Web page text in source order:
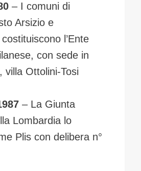
– I comuni di
Arsizio e
l’Ente
con sede in
villa Ottolini-Tosi
– La Giunta
Lombardia lo
Plis con delibera n°